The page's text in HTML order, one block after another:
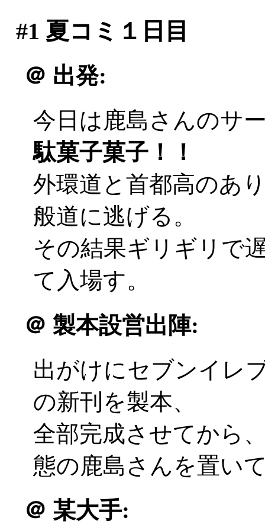
#1 夏コミ１日目
＠ 出発:
今日は鹿島さんのサ
駄菓子菓子！！
外環道と首都高のあ
般道に逃げる。
その結果ギリギリで
て入場す。
＠ 製本設営出陣:
出がけにセブンイレ
の新刊を製本、
全部完成させてから
態の鹿島さんを置い
＠ 某大手: